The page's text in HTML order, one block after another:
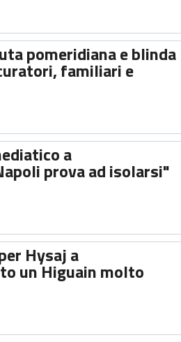
pomeridiana e blinda
familiari e
a
prova ad isolarsi"
Hysaj a
un Higuain molto